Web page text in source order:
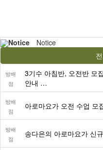
Notice
Notice
방배
점
3기수 아침반, 오전반 모
안내 …
방배
점
아로마요가 오전 수업 모
방배
점
송다은의 아로마요가 신